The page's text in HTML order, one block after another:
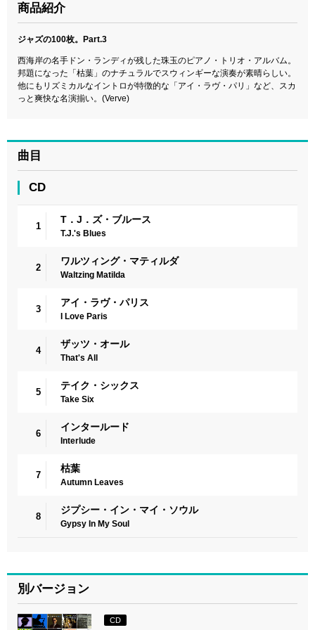
商品紹介
ジャズの100枚。Part.3
西海岸の名手ドン・ランディが残した珠玉のピアノ・トリオ・アルバム。
邦題になった「枯葉」のナチュラルでスウィンギーな演奏が素晴らしい。
他にもリズミカルなイントロが特徴的な「アイ・ラヴ・パリ」など、スカ
っと爽快な名演揃い。(Verve)
曲目
CD
1
T．J．ズ・ブルース
T.J.'s Blues
2
ワルツィング・マティルダ
Waltzing Matilda
3
アイ・ラヴ・パリス
I Love Paris
4
ザッツ・オール
That's All
5
テイク・シックス
Take Six
6
インタールード
Interlude
7
枯葉
Autumn Leaves
8
ジプシー・イン・マイ・ソウル
Gypsy In My Soul
別バージョン
CD